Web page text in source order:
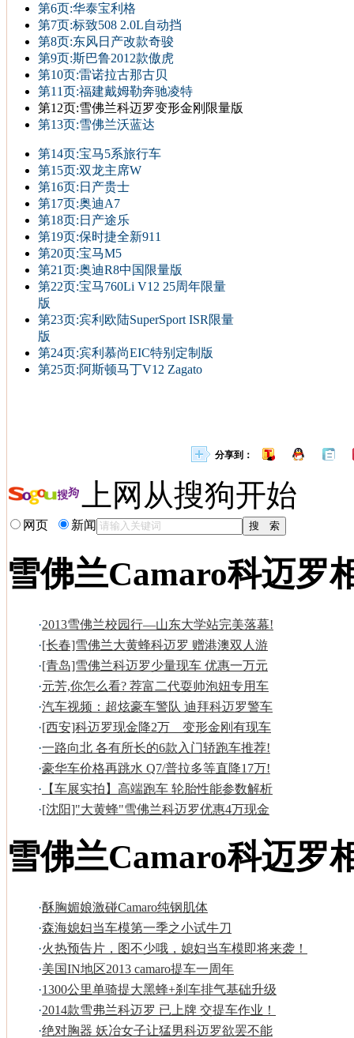
第6页:华泰宝利格
第7页:标致508 2.0L自动挡
第8页:东风日产改款奇骏
第9页:斯巴鲁2012款傲虎
第10页:雷诺拉古那古贝
第11页:福建戴姆勒奔驰凌特
第12页:雪佛兰科迈罗变形金刚限量版
第13页:雪佛兰沃蓝达
第14页:宝马5系旅行车
第15页:双龙主席W
第16页:日产贵士
第17页:奥迪A7
第18页:日产途乐
第19页:保时捷全新911
第20页:宝马M5
第21页:奥迪R8中国限量版
第22页:宝马760Li V12 25周年限量
版
第23页:宾利欧陆SuperSport ISR限量
版
第24页:宾利慕尚EIC特别定制版
第25页:阿斯顿马丁V12 Zagato
分享到：
上网从搜狗开始
网页 新闻
雪佛兰Camaro科迈罗
·2013雪佛兰校园行—山东大学站完美落幕!
·[长春]雪佛兰大黄蜂科迈罗 赠港澳双人游
·[青岛]雪佛兰科迈罗少量现车 优惠一万元
·元芳,你怎么看? 荐富二代耍帅泡妞专用车
·汽车视频：超炫豪车警队 迪拜科迈罗警车
·[西安]科迈罗现金降2万 变形金刚有现车
·一路向北 各有所长的6款入门轿跑车推荐!
·豪华车价格再跳水 Q7/普拉多等直降17万!
· 【车展实拍】高端跑车 轮胎性能参数解析
·[沈阳]"大黄蜂"雪佛兰科迈罗优惠4万现金
雪佛兰Camaro科迈罗
·酥胸媚娘激碰Camaro纯钢肌体
·森海媳妇当车模第一季之小试牛刀
·火热预告片，图不少哦，媳妇当车模即将来袭！
·美国IN地区2013 camaro提车一周年
·1300公里单骑提大黑蜂+刹车排气基础升级
·2014款雪弗兰科迈罗 已上牌 交提车作业！
·绝对胸器 妖冶女子让猛男科迈罗欲罢不能